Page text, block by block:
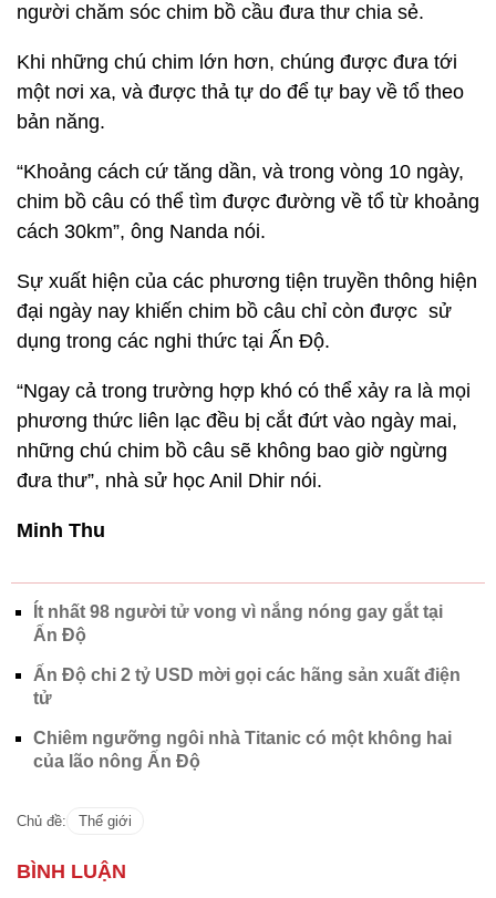
người chăm sóc chim bồ cầu đưa thư chia sẻ.
Khi những chú chim lớn hơn, chúng được đưa tới
một nơi xa, và được thả tự do để tự bay về tổ theo
bản năng.
“Khoảng cách cứ tăng dần, và trong vòng 10 ngày,
chim bồ câu có thể tìm được đường về tổ từ khoảng
cách 30km”, ông Nanda nói.
Sự xuất hiện của các phương tiện truyền thông hiện
đại ngày nay khiến chim bồ câu chỉ còn được sử
dụng trong các nghi thức tại Ấn Độ.
“Ngay cả trong trường hợp khó có thể xảy ra là mọi
phương thức liên lạc đều bị cắt đứt vào ngày mai,
những chú chim bồ câu sẽ không bao giờ ngừng
đưa thư”, nhà sử học Anil Dhir nói.
Minh Thu
Ít nhất 98 người tử vong vì nắng nóng gay gắt tại
Ấn Độ
Ấn Độ chi 2 tỷ USD mời gọi các hãng sản xuất điện
tử
Chiêm ngưỡng ngôi nhà Titanic có một không hai
của lão nông Ấn Độ
Chủ đề: Thế giới